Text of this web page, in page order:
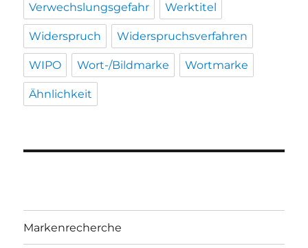
Verwechslungsgefahr Werktitel
Widerspruch Widerspruchsverfahren
WIPO Wort-/Bildmarke Wortmarke
Ähnlichkeit
Markenrecherche